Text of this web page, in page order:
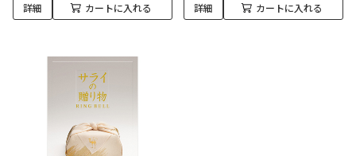
詳細 カートに入れる 詳細 カートに入れる